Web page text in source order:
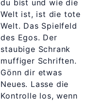
du bist und wie die
Welt ist, ist die tote
Welt. Das Spielfeld
des Egos. Der
staubige Schrank
muffiger Schriften.
Gönn dir etwas
Neues. Lasse die
Kontrolle los, wenn